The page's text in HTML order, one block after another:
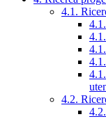
4.1.
4.2.